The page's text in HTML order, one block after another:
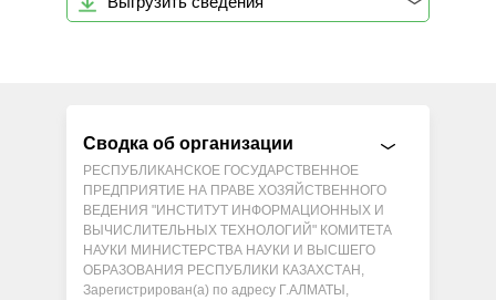
Сводка об организации
РЕСПУБЛИКАНСКОЕ ГОСУДАРСТВЕННОЕ
ПРЕДПРИЯТИЕ НА ПРАВЕ ХОЗЯЙСТВЕННОГО
ВЕДЕНИЯ "ИНСТИТУТ ИНФОРМАЦИОННЫХ И
ВЫЧИСЛИТЕЛЬНЫХ ТЕХНОЛОГИЙ" КОМИТЕТА
НАУКИ МИНИСТЕРСТВА НАУКИ И ВЫСШЕГО
ОБРАЗОВАНИЯ РЕСПУБЛИКИ КАЗАХСТАН,
Зарегистрирован(а) по адресу Г.АЛМАТЫ,